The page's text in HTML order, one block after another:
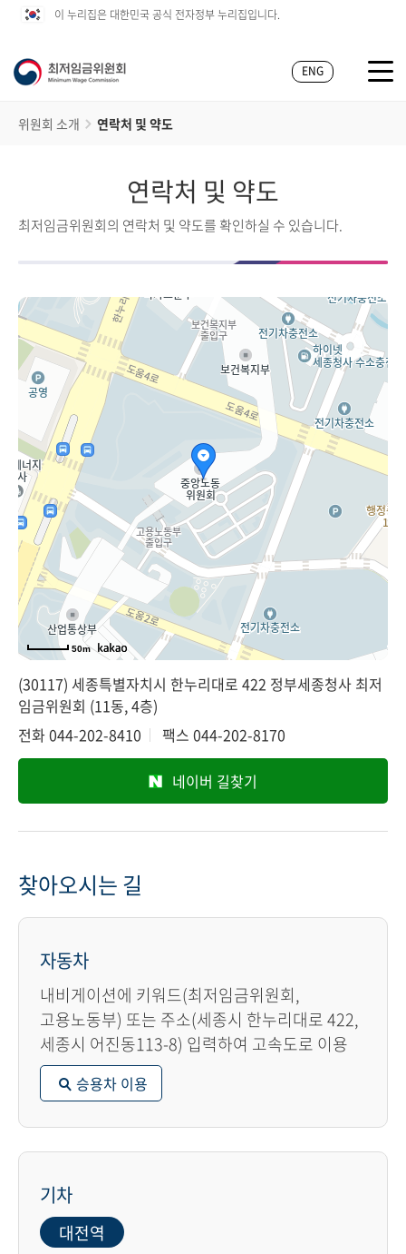
이 누리집은 대한민국 공식 전자정부 누리집입니다.
ENG
위원회 소개 연락처 및 약도
연락처 및 약도
최저임금위원회의 연락처 및 약도를 확인하실 수 있습니다.
50m
(30117) 세종특별자치시 한누리대로 422 정부세종청사 최저
임금위원회 (11동, 4층)
전화044-202-8410 팩스 044-202-8170
네이버 길찾기
찾아오시는 길
자동차
내비게이션에 키워드(최저임금위원회,
고용노동부) 또는 주소(세종시 한누리대로 422,
세종시 어진동113-8) 입력하여 고속도로 이용
승용차 이용
기차
대전역